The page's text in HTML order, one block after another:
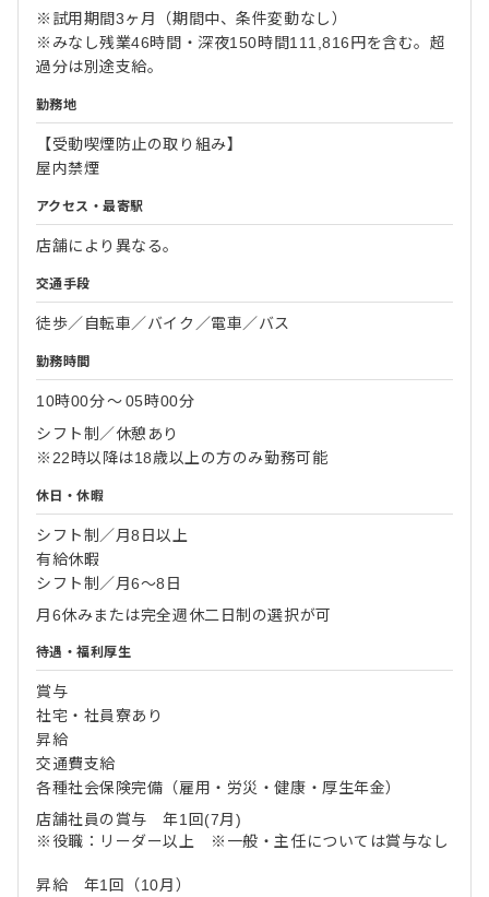
※試用期間3ヶ月（期間中、条件変動なし）
※みなし残業46時間・深夜150時間111,816円を含む。超
過分は別途支給。
勤務地
【受動喫煙防止の取り組み】
屋内禁煙
アクセス・最寄駅
店舗により異なる。
交通手段
徒歩／自転車／バイク／電車／バス
勤務時間
10時00分〜05時00分
シフト制／休憩あり
※22時以降は18歳以上の方のみ勤務可能
休日・休暇
シフト制／月8日以上
有給休暇
シフト制／月6～8日
月6休みまたは完全週休二日制の選択が可
待遇・福利厚生
賞与
社宅・社員寮あり
昇給
交通費支給
各種社会保険完備（雇用・労災・健康・厚生年金）
店舗社員の賞与 年1回(7月)
※役職：リーダー以上 ※一般・主任については賞与なし
昇給 年1回（10月）